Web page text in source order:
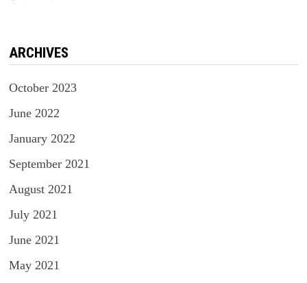
ARCHIVES
October 2023
June 2022
January 2022
September 2021
August 2021
July 2021
June 2021
May 2021